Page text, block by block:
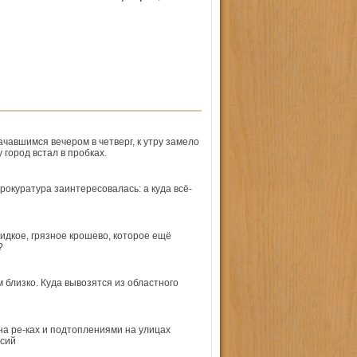
вечером в четверг, к утру замело
встал в пробках.
заинтересовалась: а куда всё-
грязное крошево, которое ещё
Куда вывозятся из областного
ре-ках и подтоплениями на улицах